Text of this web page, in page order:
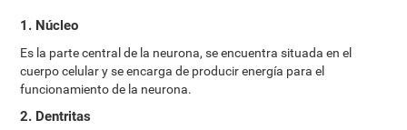
1. Núcleo
Es la parte central de la neurona, se encuentra situada en el
cuerpo celular y se encarga de producir energía para el
funcionamiento de la neurona.
2. Dentritas